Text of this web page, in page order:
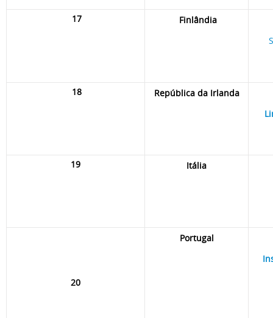
17
Finlândia
18
República da Irlanda
19 Itália
20
Portugal